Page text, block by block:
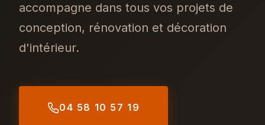
accompagne dans tous vos projets de
conception, rénovation et décoration
d'intérieur.
04 58 10 57 19